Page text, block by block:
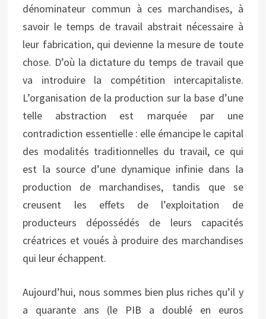
dénominateur commun à ces marchandises, à
savoir le temps de travail abstrait nécessaire à
leur fabrication, qui devienne la mesure de toute
chose. D’où la dictature du temps de travail que
va introduire la compétition intercapitaliste.
L’organisation de la production sur la base d’une
telle abstraction est marquée par une
contradiction essentielle : elle émancipe le capital
des modalités traditionnelles du travail, ce qui
est la source d’une dynamique infinie dans la
production de marchandises, tandis que se
creusent les effets de l’exploitation de
producteurs dépossédés de leurs capacités
créatrices et voués à produire des marchandises
qui leur échappent.
Aujourd’hui, nous sommes bien plus riches qu’il y
a quarante ans (le PIB a doublé en euros